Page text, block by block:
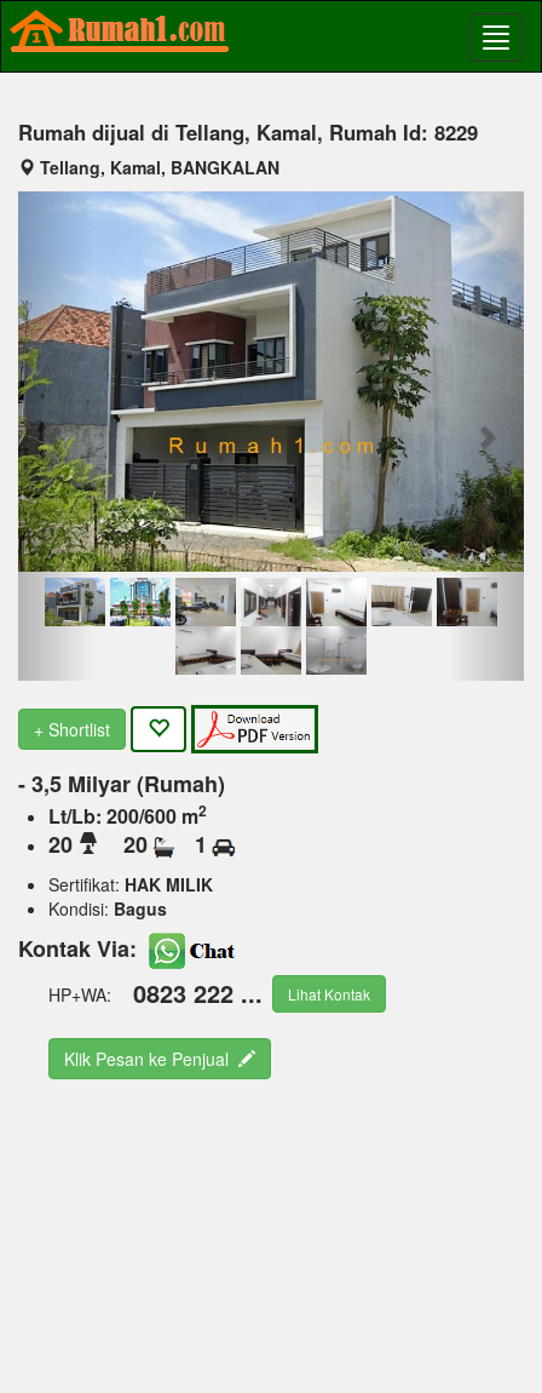
Rumah dijual di Tellang, Kamal, Rumah Id: 8229
Tellang, Kamal, BANGKALAN
Previous Next
+ Shortlist
- 3,5 Milyar (Rumah)
Lt/Lb: 200/600 m2
20 20 1
Sertifikat: HAK MILIK
Kondisi: Bagus
Kontak Via:
HP+WA: 0823 222 ... Lihat Kontak
Klik Pesan ke Penjual